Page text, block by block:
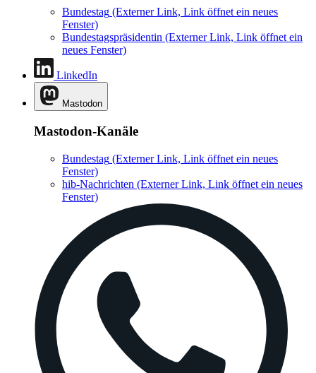
Bundestag (Externer Link, Link öffnet ein neues
Fenster)
Bundestagspräsidentin (Externer Link, Link öffnet ein
neues Fenster)
LinkedIn
Mastodon
Mastodon-Kanäle
Bundestag (Externer Link, Link öffnet ein neues
Fenster)
hib-Nachrichten (Externer Link, Link öffnet ein neues
Fenster)